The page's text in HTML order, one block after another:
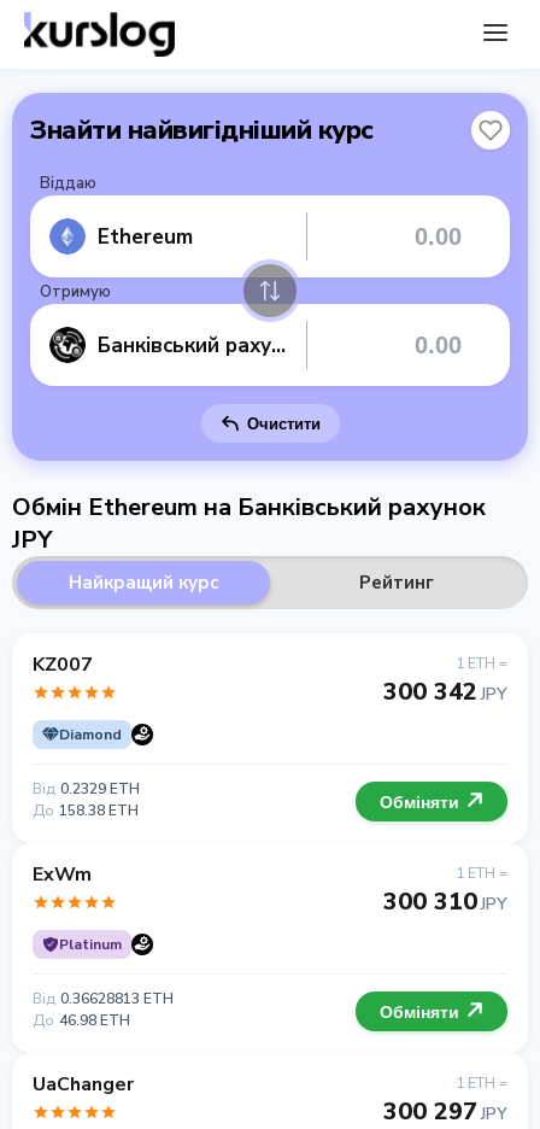
Знайти найвигідніший курс
Віддаю
Ethereum
Отримую
Банківський рахунок JPY
Очистити
Обмін Ethereum на Банківський рахунок
JPY
Найкращий курс Рейтинг
KZ007
Diamond
1 ETH =
300 342 JPY
Від 0.2329 ETH
До 158.38 ETH Обміняти
ExWm
Platinum
1 ETH =
300 310JPY
Від 0.36628813 ETH
До 46.98 ETH Обміняти
UaChanger 1 ETH =
300 297 JPY